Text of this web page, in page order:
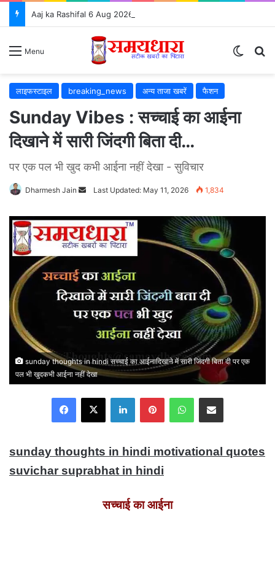
Menu
लाइफस्टाइल breaking_news अन्य ताजा खबरें फैशन
Sunday Vibes : सच्चाई का आईना
दिखाने में सारी जिंदगी बिता दी…
पर एक पल भी खुद कभी आईना नहीं देखा - सुविचार
Dharmesh Jain
Send
email
Last Updated: May 11, 2026 1,834
sunday thoughts in hindi सच्चाई का आईनादिखाने में सारी जिंदगी बिता दी पर एक
पल भी खुदकभी आईना नहीं देखा
sunday thoughts in hindi motivational quotes
suvichar suprabhat in hindi
सच्चाई का आईना